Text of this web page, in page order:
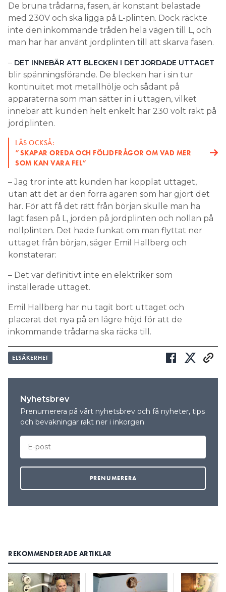
De bruna trådarna, fasen, är konstant belastade
med 230V och ska ligga på L-plinten. Dock räckte
inte den inkommande tråden hela vägen till L, och
man har har använt jordplinten till att skarva fasen.
– DET INNEBÄR ATT BLECKEN I DET JORDADE UTTAGET
blir spänningsförande. De blecken har i sin tur
kontinuitet mot metallhölje och sådant på
apparaterna som man sätter in i uttagen, vilket
innebär att kunden helt enkelt har 230 volt rakt på
jordplinten.
LÄS OCKSÅ:
”SKAPAR OREDA OCH FÖLJDFRÅGOR OM VAD MER
SOM KAN VARA FEL”
– Jag tror inte att kunden har kopplat uttaget,
utan att det är den förra ägaren som har gjort det
här. För att få det rätt från början skulle man ha
lagt fasen på L, jorden på jordplinten och nollan på
nollplinten. Det hade funkat om man flyttat ner
uttaget från början, säger Emil Hallberg och
konstaterar:
– Det var definitivt inte en elektriker som
installerade uttaget.
Emil Hallberg har nu tagit bort uttaget och
placerat det nya på en lägre höjd för att de
inkommande trådarna ska räcka till.
ELSÄKERHET
Nyhetsbrev
Prenumerera på vårt nyhetsbrev och få nyheter, tips
och bevakningar rakt ner i inkorgen
REKOMMENDERADE ARTIKLAR